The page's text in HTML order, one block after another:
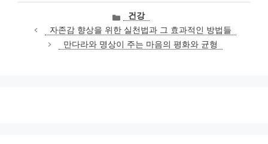
카
테
고
리
건강
자존감 향상을 위한 실천법과 그 효과적인 방법들
만다라와 명상이 주는 마음의 평화와 균형